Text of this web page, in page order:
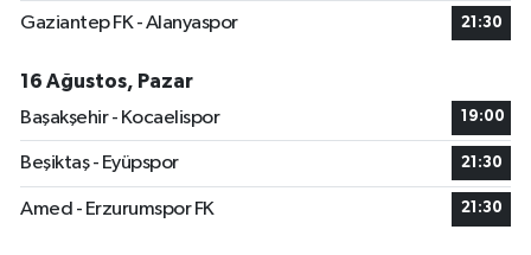
Gaziantep FK - Alanyaspor 21:30
16 Ağustos, Pazar
Başakşehir - Kocaelispor
19:00
Beşiktaş - Eyüpspor 21:30
Amed - Erzurumspor FK 21:30